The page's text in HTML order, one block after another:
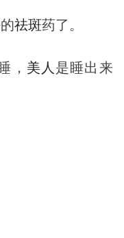
祛斑药了。
， 美人 是睡出来